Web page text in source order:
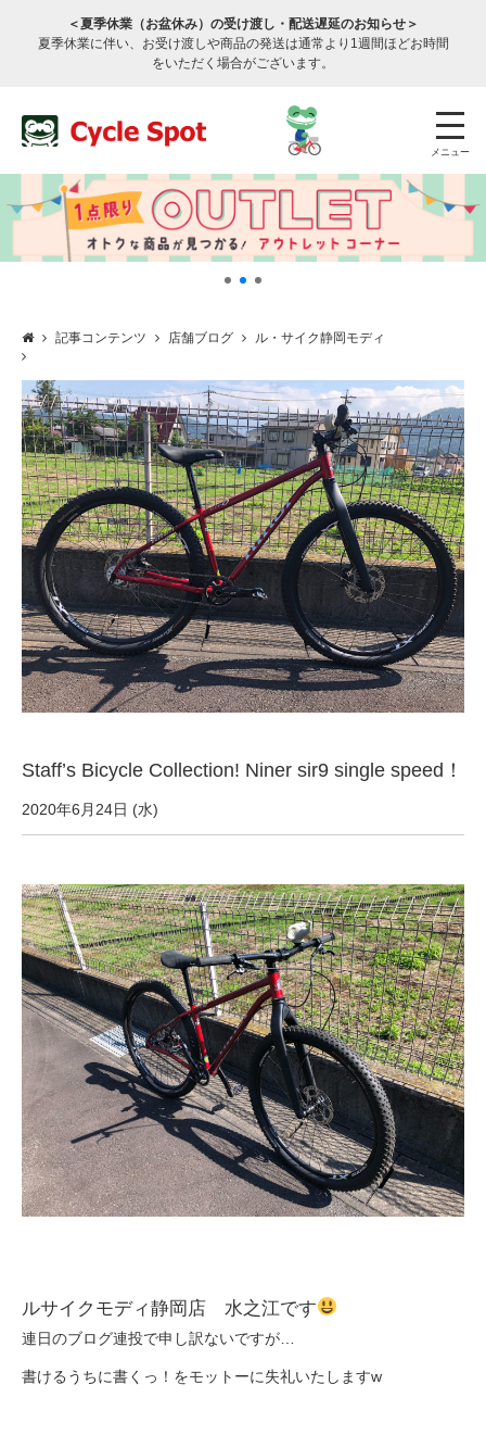
＜夏季休業（お盆休み）の受け渡し・配送遅延のお知らせ＞
夏季休業に伴い、お受け渡しや商品の発送は通常より1週間ほどお時間
をいただく場合がございます。
メニュー
サービスのご案内
サービス全般
修理・メンテナンス工賃
盗難保証
SpotMateログイン
オリジナル自転車
PB全車種カタログ
Norwayシリーズ
eVita
コンテンツ
店舗ブログ
イベント
メディア
記事コンテンツ 店舗ブログ ル・サイク静岡モディ
Staff’s Bicycle Collection! Niner sir9 single speed！
2020年6月24日 (水)
ルサイクモディ静岡店 水之江です
連日のブログ連投で申し訳ないですが…
書けるうちに書くっ！をモットーに失礼いたしますw